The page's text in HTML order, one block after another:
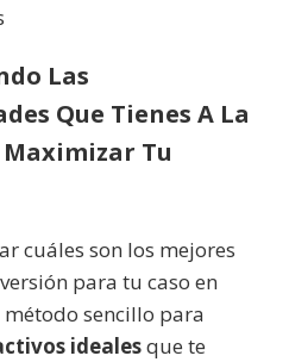
Las
Que Tienes A La
Tu
cuáles son los mejores
para tu caso en
sencillo para
idealesque te